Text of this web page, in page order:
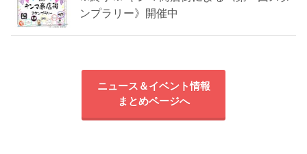
ンプラリー》開催中
ニュース＆イベント情報
まとめページへ